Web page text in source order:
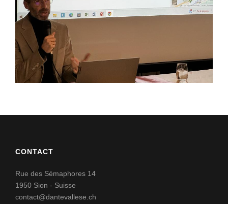
CONTACT
Rue des Sémaphores 14
1950 Sion - Suisse
contact@dantevallese.ch